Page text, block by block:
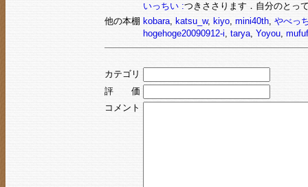
いっちい :つきささります．自分のとっ
他の本棚 kobara, katsu_w, kiyo, mini40th, やべっ
hogehoge20090912-i, tarya, Yoyou, mufuf
カテゴリ
評 価
コメント